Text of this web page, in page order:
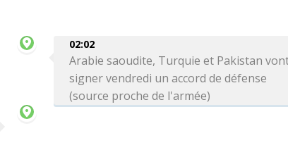
02:02
Arabie saoudite, Turquie et Pakistan
signer vendredi un accord de défense
(source proche de l'armée)